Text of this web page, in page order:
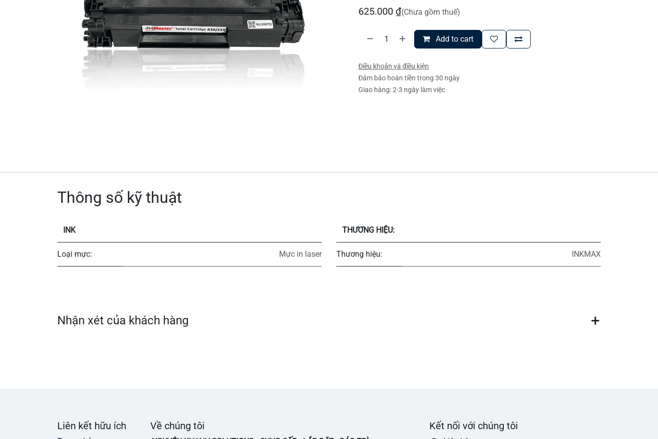
625.000 ₫(Chưa gồm thuế)
Add to cart
Điều khoản và điều kiện
Đảm bảo hoàn tiền trong 30 ngày
Giao hàng: 2-3 ngày làm việc
Thông số kỹ thuật
INK
Loại mực: Mực in laser
THƯƠNG HIỆU:
Thương hiệu: INKMAX
Nhận xét của khách hàng
Liên kết hữu ích Về chúng tôi Kết nối với chúng tôi